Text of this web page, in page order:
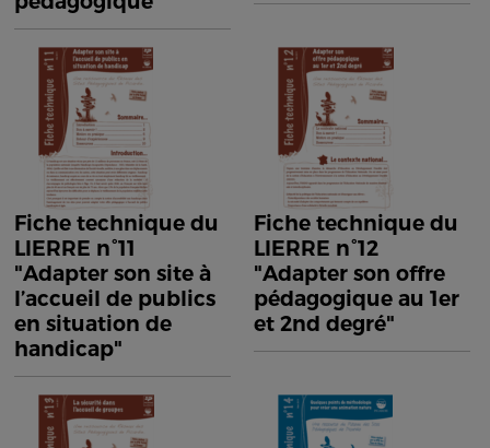
Fiche technique du
LIERRE n°11
"Adapter son site à
l’accueil de publics
en situation de
handicap"
Fiche technique du
LIERRE n°12
"Adapter son offre
pédagogique au 1er
et 2nd degré"